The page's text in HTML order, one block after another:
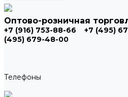
Оптово-розничная
+7 (916) 753-88-66 +7 (495)
(495) 679-48-00
Телефоны